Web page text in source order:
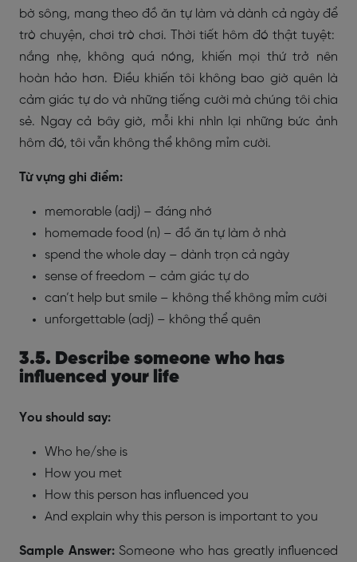
bờ sông, mang theo đồ ăn tự làm và dành cả ngày để
trò chuyện, chơi trò chơi. Thời tiết hôm đó thật tuyệt:
nắng nhẹ, không quá nóng, khiến mọi thứ trở nên
hoàn hảo hơn. Điều khiến tôi không bao giờ quên là
cảm giác tự do và những tiếng cười mà chúng tôi chia
sẻ. Ngay cả bây giờ, mỗi khi nhìn lại những bức ảnh
hôm đó, tôi vẫn không thể không mỉm cười.
Từ vựng ghi điểm:
memorable (adj) – đáng nhớ
homemade food (n) – đồ ăn tự làm ở nhà
spend the whole day – dành trọn cả ngày
sense of freedom – cảm giác tự do
can’t help but smile – không thể không mỉm cười
unforgettable (adj) – không thể quên
3.5. Describe someone who has
influenced your life
You should say:
Who he/she is
How you met
How this person has influenced you
And explain why this person is important to you
Sample Answer:Someone who has greatly influenced